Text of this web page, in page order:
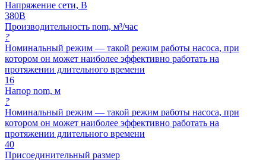
Напряжение сети, В
380В
Производительность nom, м³/час
?
Номинальный режим — такой режим работы насоса, при
котором он может наиболее эффективно работать на
протяжении длительного времени
16
Напор nom, м
?
Номинальный режим — такой режим работы насоса, при
котором он может наиболее эффективно работать на
протяжении длительного времени
40
Присоединительный размер